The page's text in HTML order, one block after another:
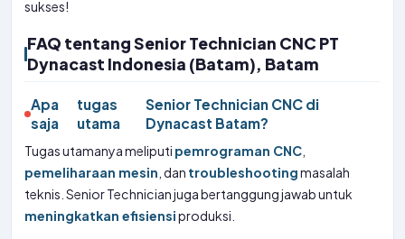
sukses!
FAQ tentang Senior Technician CNC PT
Dynacast Indonesia (Batam), Batam
Apa
saja
tugas
utama
Senior Technician CNC di
Dynacast Batam?
Tugas utamanya meliputi pemrograman CNC
pemeliharaan mesin , dan troubleshootingmasalah
teknis. Senior Technician juga bertanggung jawab untuk
meningkatkan efisiensiproduksi.